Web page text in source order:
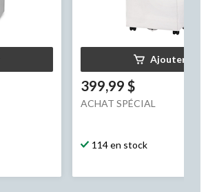
Ajouter
399,99 $
ACHAT SPÉCIAL
114 en stock